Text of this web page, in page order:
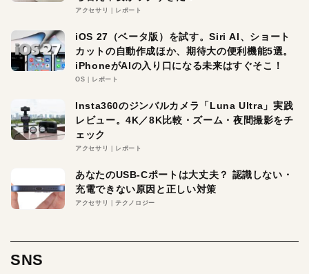
アクセサリ レポート
iOS 27（ベータ版）を試す。Siri AI、ショート
カットの自動作成ほか、期待大の便利機能5選。
iPhoneがAIの入り口になる未来はすぐそこ！
OS レポート
Insta360のジンバルカメラ「Luna Ultra」実践
レビュー。4K／8K比較・ズーム・夜間撮影をチ
ェック
アクセサリ レポート
あなたのUSB-Cポートは大丈夫？ 認識しない・
充電できない原因と正しい対策
アクセサリ テクノロジー
SNS